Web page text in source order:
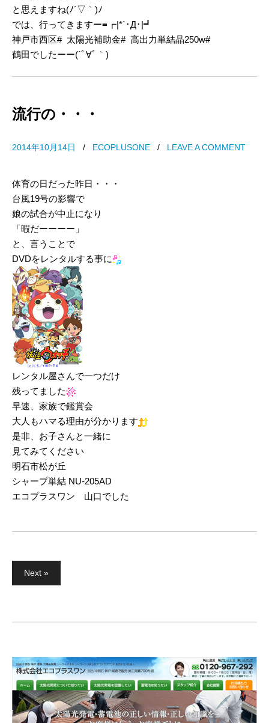
と思えますね(ﾉ´▽｀)ﾉ
では、行ってきますー≡┏|*´･Д･|┛
神戸市西区# 太陽光補助金# 高出力単結晶250w#
鶴田でしたーー(´ﾟ∀ﾟ｀)
流行の・・・
2014年10月14日 / ECOPLUSONE / LEAVE A COMMENT
体育の日だった昨日・・・
台風19号の影響で
娘の試合が中止になり
「暇だーーーー」
と、言うことで
DVDをレンタルする事に
レンタル屋さんで一つだけ
残ってました
早速、家族で鑑賞会
大人もハマる理由が分かります
是非、お子さんと一緒に
見てみてください
明石市松が丘
シャープ単結 NU-205AD
エコプラスワン 山口でした
ゲ
ー
シ
ョ
Next »